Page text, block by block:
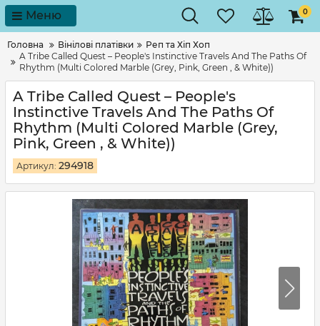
Меню 0
Головна Вінілові платівки
Реп та Хіп Хоп
A Tribe Called Quest – People's Instinctive Travels And The Paths Of
Rhythm (Multi Colored Marble (Grey, Pink, Green , & White))
A Tribe Called Quest – People's
Instinctive Travels And The Paths Of
Rhythm (Multi Colored Marble (Grey,
Pink, Green , & White))
Артикул: 294918